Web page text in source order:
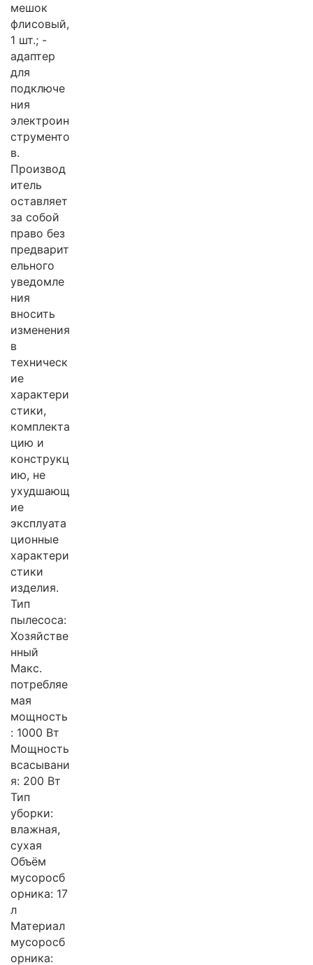
мешок
флисовый,
1 шт.; -
адаптер
для
подключе
ния
электроин
струменто
в.
Производ
итель
оставляет
за собой
право без
предварит
ельного
уведомле
ния
вносить
изменения
в
техническ
ие
характери
стики,
комплекта
цию и
конструкц
ию, не
ухудшающ
ие
эксплуата
ционные
характери
стики
изделия.
Тип
пылесоса:
Хозяйстве
нный
Макс.
потребляе
мая
мощность
: 1000 Вт
Мощность
всасывани
я: 200 Вт
Тип
уборки:
влажная,
сухая
Объём
мусоросб
орника: 17
л
Материал
мусоросб
орника: